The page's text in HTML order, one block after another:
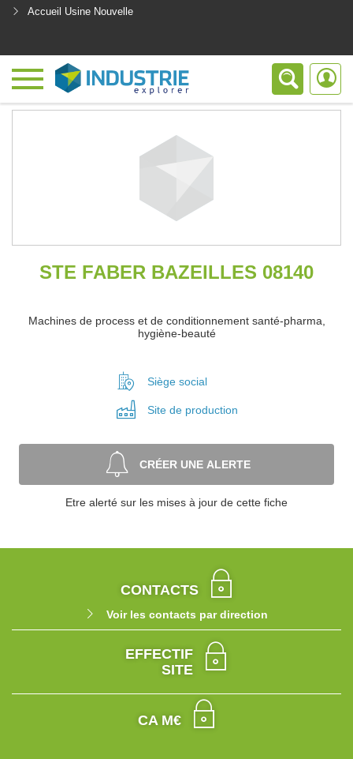
Accueil Usine Nouvelle
STE FABER BAZEILLES 08140
Machines de process et de conditionnement santé-pharma,
hygiène-beauté
Siège social
Site de production
CRÉER UNE ALERTE
Etre alerté sur les mises à jour de cette fiche
CONTACTS
Voir les contacts par direction
EFFECTIF
SITE
CA M€